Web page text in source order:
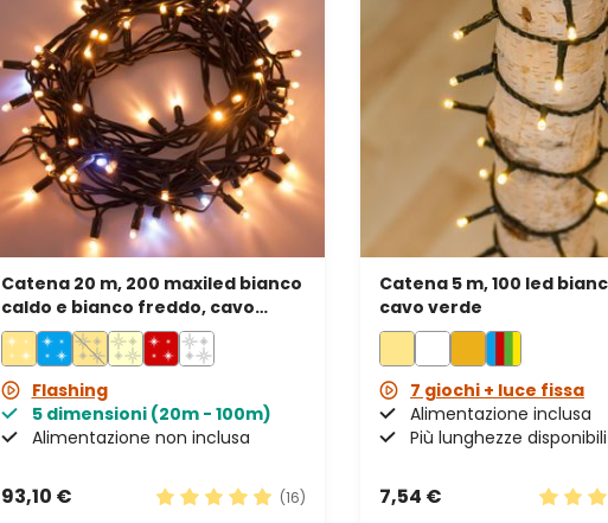
Catena 20 m, 200 maxiled bianco
caldo e bianco freddo, cavo
verde, prolungabile, IP67
Flashing
5 dimensioni (20m - 100m)
Alimentazione non inclusa
93,10 €
(16)
Catena 5 m, 100 led
cavo verde
7 giochi + luce fissa
Alimentazione inclusa
Più lunghezze disponibili
7,54 €